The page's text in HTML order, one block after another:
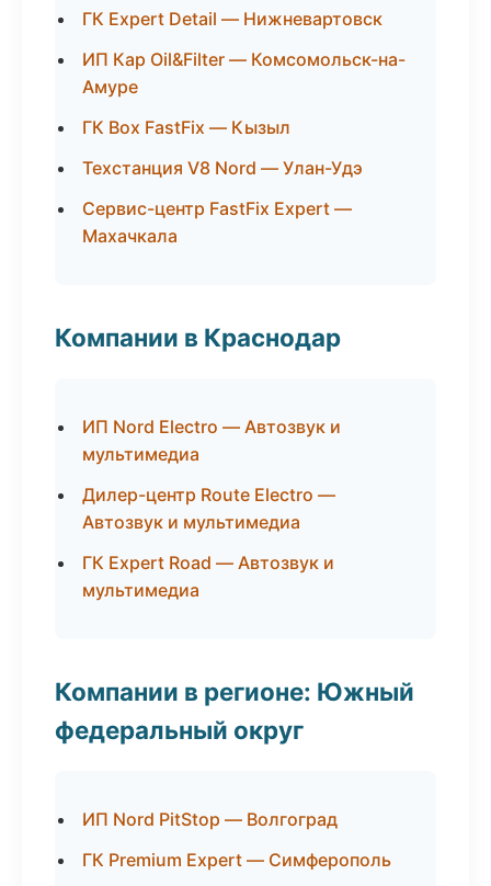
ГК Expert Detail — Нижневартовск
ИП Кар Oil&Filter — Комсомольск-на-
Амуре
ГК Box FastFix — Кызыл
Техстанция V8 Nord — Улан-Удэ
Сервис-центр FastFix Expert —
Махачкала
Компании в Краснодар
ИП Nord Electro — Автозвук и
мультимедиа
Дилер-центр Route Electro —
Автозвук и мультимедиа
ГК Expert Road — Автозвук и
мультимедиа
Компании в регионе: Южный
федеральный округ
ИП Nord PitStop — Волгоград
ГК Premium Expert — Симферополь